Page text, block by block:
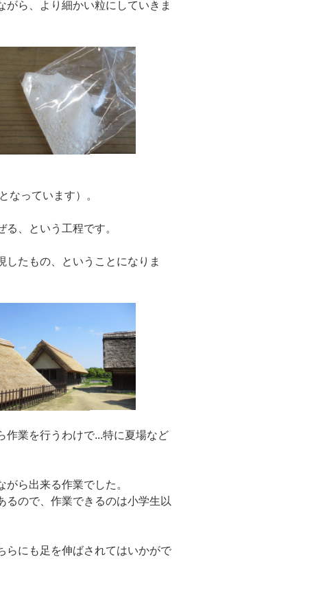
ら、より細かい粒にしていきま
なっています）。
、という工程です。
たもの、ということになりま
作業を行うわけで...特に夏場など
ら出来る作業でした。
るので、作業できるのは小学生以
らにも足を伸ばされてはいかがで